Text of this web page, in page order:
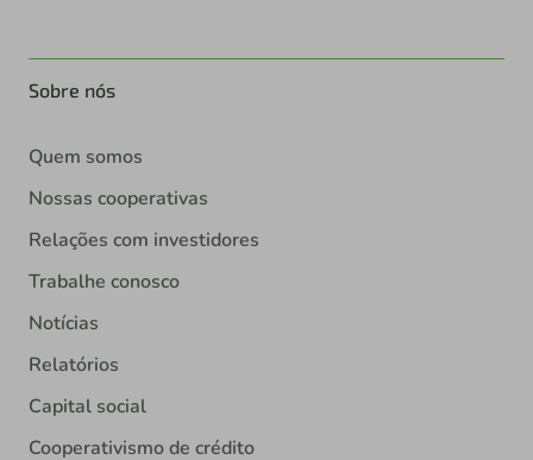
Sobre nós
Quem somos
Nossas cooperativas
Relações com investidores
Trabalhe conosco
Notícias
Relatórios
Capital social
Cooperativismo de crédito